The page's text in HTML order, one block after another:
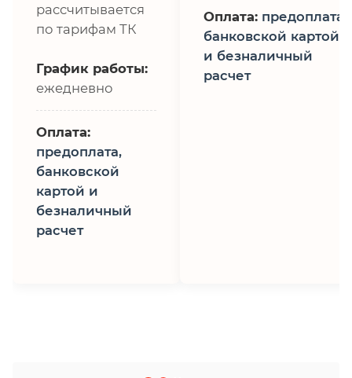
рассчитывается
по тарифам ТК
График работы:
ежедневно
Оплата:
предоплата,
банковской
картой и
безналичный
расчет
Оплата: предоплата,
банковской картой
и безналичный
расчет